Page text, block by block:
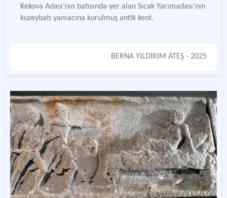
Kekova Adası’nın batısında yer alan Sıcak Yarımadası’nın
kuzeybatı yamacına kurulmuş antik kent.
BERNA YILDIRIM ATEŞ - 2025